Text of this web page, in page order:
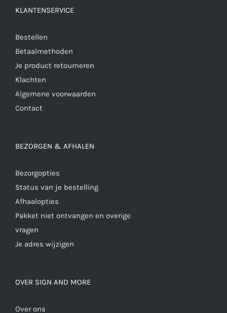
KLANTENSERVICE
Bestellen
Betaalmethoden
Je product retourneren
Klachten
Algemene voorwaarden
Contact
BEZORGEN & AFHALEN
Bezorgopties
Status van je bestelling
Afhaalopties
Pakket niet ontvangen en overige
vragen
Je adres wijzigen
OVER SIGN AND MORE
Over ons